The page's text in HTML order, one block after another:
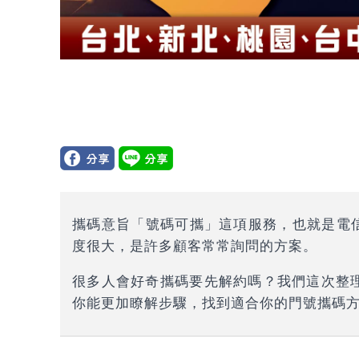
攜碼意旨「號碼可攜」這項服務，也就是
度很大，是許多顧客常常詢問的方案。
很多人會好奇攜碼要先解約嗎？我們這次
你能更加瞭解步驟，找到適合你的門號攜碼